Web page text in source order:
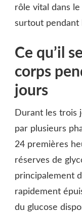
rôle vital dans
surtout pendant
Ce qu’il
corps
jours
Durant les trois
par plusieurs
24 premières
réserves de
principalement
rapidement
du glucose